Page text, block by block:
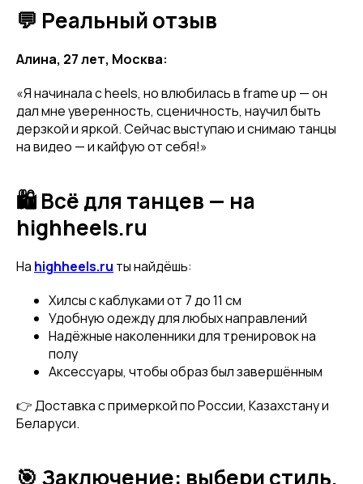
Привет! Дарим тебе -10% на первую
покупку! Подпишись на нашу рассылку
Имя
💬 Реальный отзыв
Алина, 27 лет, Москва:
«Я начинала с heels, но влюбилась в frame up — он
дал мне уверенность, сценичность, научил быть
дерзкой и яркой. Сейчас выступаю и снимаю танцы
на видео — и кайфую от себя!»
🛍 Всё для танцев — на
highheels.ru
На highheels.ru ты найдёшь:
Хилсы с каблуками от 7 до 11 см
Удобную одежду для любых направлений
Надёжные наколенники для тренировок на
полу
Аксессуары, чтобы образ был завершённым
👉 Доставка с примеркой по России, Казахстану и
Беларуси.
🎯 Заключение: выбери стиль,